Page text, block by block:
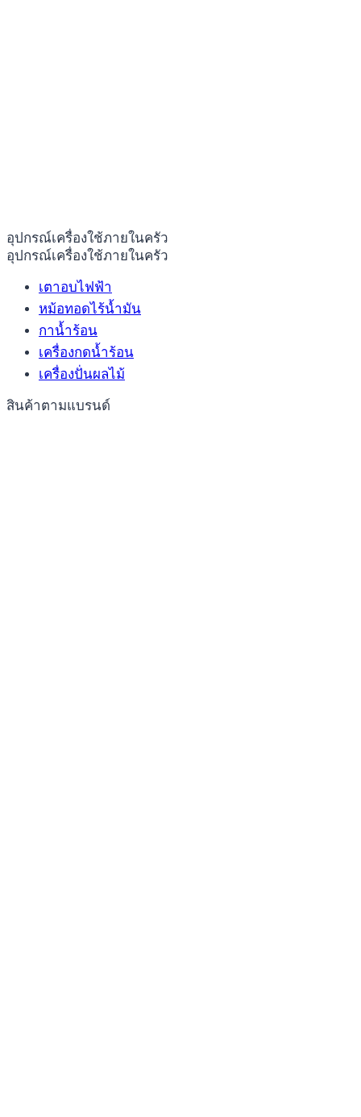
อุปกรณ์เครื่องใช้ภายในครัว
อุปกรณ์เครื่องใช้ภายในครัว
เตาอบไฟฟ้า
หม้อทอดไร้น้ำมัน
กาน้ำร้อน
เครื่องกดน้ำร้อน
เครื่องปั่นผลไม้
สินค้าตามแบรนด์